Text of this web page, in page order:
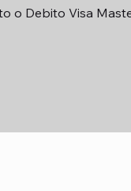
o Debito Visa